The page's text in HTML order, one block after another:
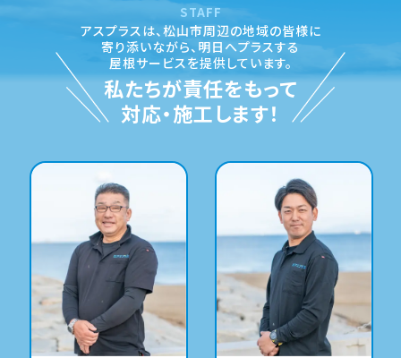
STAFF
アスプラスは、松山市周辺の地域の皆様に
寄り添いながら、 明日へプラスする
屋根サービスを提供しています。
私たちが責任をもって
対応・施工します！